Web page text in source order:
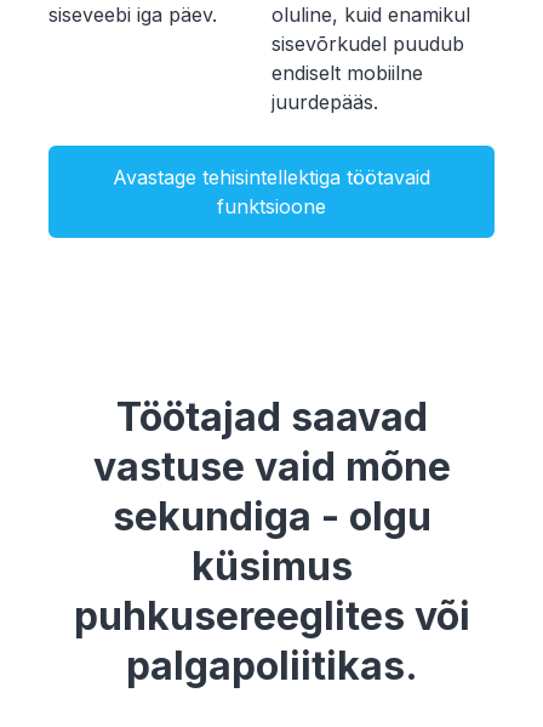
siseveebi iga päev.
oluline, kuid enamikul
sisevõrkudel puudub
endiselt mobiilne
juurdepääs.
Avastage tehisintellektiga töötavaid
funktsioone
Töötajad saavad
vastuse vaid mõne
sekundiga - olgu
küsimus
puhkusereeglites või
palgapoliitikas.